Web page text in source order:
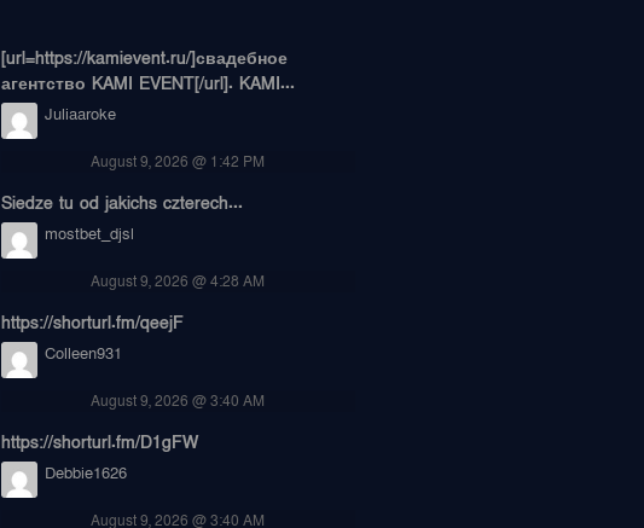
[url=https://kamievent.ru/]свадебное
агентство KAMI EVENT[/url]. KAMI...
Juliaaroke
August 9, 2026 @ 1:42 PM
Siedze tu od jakichs czterech...
mostbet_djsl
August 9, 2026 @ 4:28 AM
https://shorturl.fm/qeejF
Colleen931
August 9, 2026 @ 3:40 AM
https://shorturl.fm/D1gFW
Debbie1626
August 9, 2026 @ 3:40 AM